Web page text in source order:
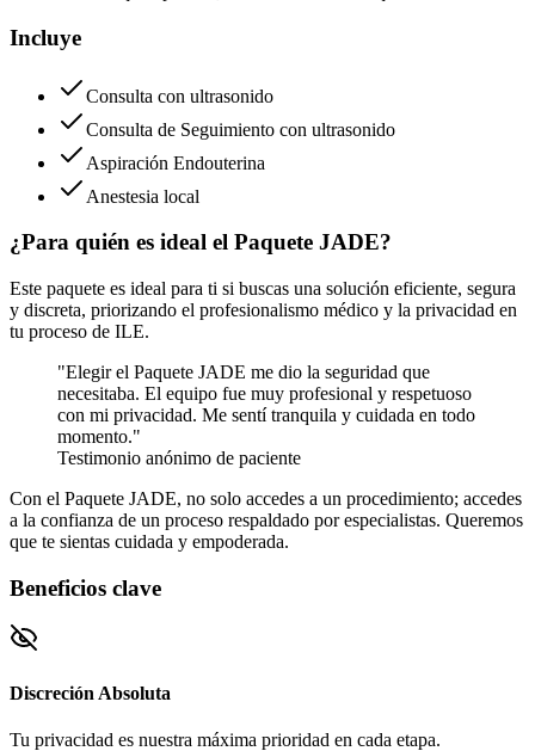
Incluye
Consulta con ultrasonido
Consulta de Seguimiento con ultrasonido
Aspiración Endouterina
Anestesia local
¿Para quién es ideal el Paquete JADE?
Este paquete es ideal para ti si buscas una solución eficiente, segura
y discreta, priorizando el profesionalismo médico y la privacidad en
tu proceso de ILE.
"Elegir el Paquete JADE me dio la seguridad que
necesitaba. El equipo fue muy profesional y respetuoso
con mi privacidad. Me sentí tranquila y cuidada en todo
momento."
Testimonio anónimo de paciente
Con el Paquete JADE, no solo accedes a un procedimiento; accedes
a la confianza de un proceso respaldado por especialistas. Queremos
que te sientas cuidada y empoderada.
Beneficios clave
Discreción Absoluta
Tu privacidad es nuestra máxima prioridad en cada etapa.